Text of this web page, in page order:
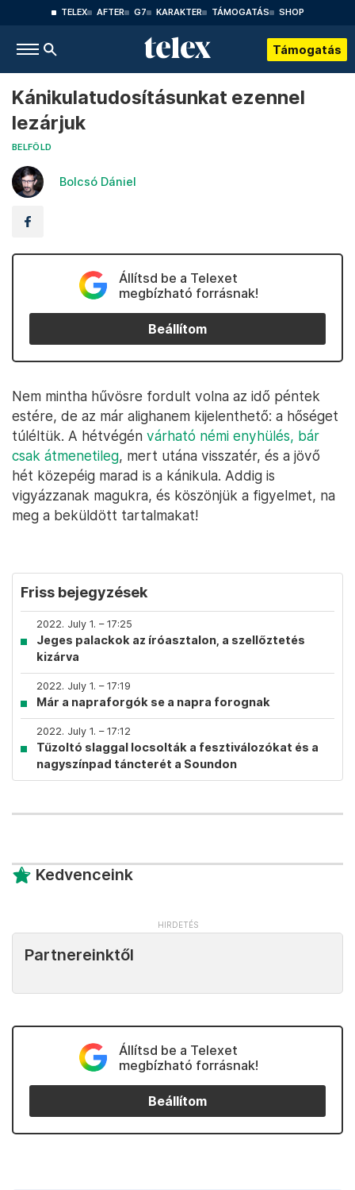
TELEX AFTER G7 KARAKTER TÁMOGATÁS SHOP
Támogatás
Kánikulatudosításunkat ezennel
lezárjuk
BELFÖLD
Bolcsó Dániel
Állítsd be a Telexet
megbízható forrásnak!
Beállítom
Nem mintha hűvösre fordult volna az idő péntek
estére, de az már alighanem kijelenthető: a hőséget
túléltük. A hétvégén várható némi enyhülés, bár
csak átmenetileg, mert utána visszatér, és a jövő
hét közepéig marad is a kánikula. Addig is
vigyázzanak magukra, és köszönjük a figyelmet, na
meg a beküldött tartalmakat!
Friss bejegyzések
2022. July 1. – 17:25
Jeges palackok az íróasztalon, a szellőztetés
kizárva
2022. July 1. – 17:19
Már a napraforgók se a napra forognak
2022. July 1. – 17:12
Tűzoltó slaggal locsolták a fesztiválozókat és a
nagyszínpad táncterét a Soundon
Kedvenceink
Partnereinktől
Állítsd be a Telexet
megbízható forrásnak!
Beállítom